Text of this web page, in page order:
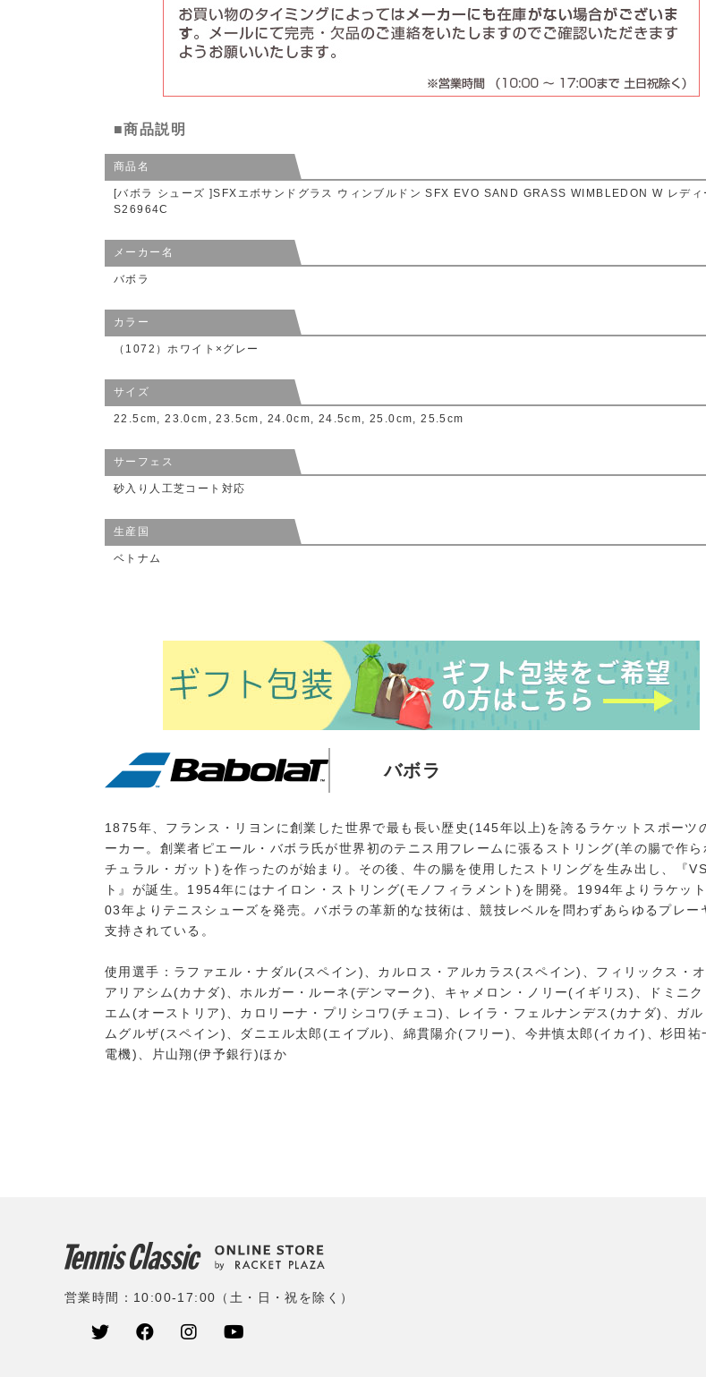
■商品説明
商品名
[バボラ シューズ ]SFXエボサンドグラス ウィンブルドン SFX EVO SAND GRASS WIMBLEDON W レディ
S26964C
メーカー名
バボラ
カラー
（1072）ホワイト×グレー
サイズ
22.5cm, 23.0cm, 23.5cm, 24.0cm, 24.5cm, 25.0cm, 25.5cm
サーフェス
砂入り人工芝コート対応
生産国
ベトナム
バボラ
1875年、フランス・リヨンに創業した世界で最も長い歴史(145年以上)を誇るラケットスポーツ
ーカー。創業者ピエール・バボラ氏が世界初のテニス用フレームに張るストリング(羊の腸で作ら
チュラル・ガット)を作ったのが始まり。その後、牛の腸を使用したストリングを生み出し、『
ト』が誕生。1954年にはナイロン・ストリング(モノフィラメント)を開発。1994年よりラケッ
03年よりテニスシューズを発売。バボラの革新的な技術は、競技レベルを問わずあらゆるプレー
支持されている。
使用選手：ラファエル・ナダル(スペイン)、カルロス・アルカラス(スペイン)、フィリックス・オ
アリアシム(カナダ)、ホルガー・ルーネ(デンマーク)、キャメロン・ノリー(イギリス)、ドミニク
エム(オーストリア)、カロリーナ・プリシコワ(チェコ)、レイラ・フェルナンデス(カナダ)、ガル
ムグルザ(スペイン)、ダニエル太郎(エイブル)、綿貫陽介(フリー)、今井慎太郎(イカイ)、杉田祐
電機)、片山翔(伊予銀行)ほか
営業時間：10:00-17:00（土・日・祝を除く）